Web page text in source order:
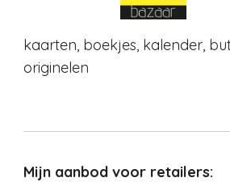
kaarten, boekjes, kalender,
originelen
Mijn aanbod voor retailers: